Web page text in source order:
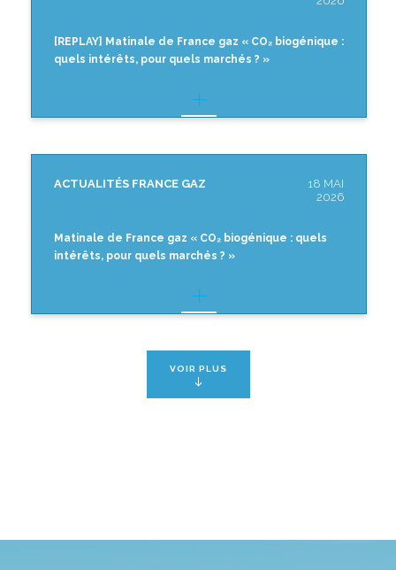
[REPLAY] Matinale de France gaz « CO₂ biogénique :
quels intérêts, pour quels marchés ? »
ACTUALITÉS FRANCE GAZ
18 MAI
2026
Matinale de France gaz « CO₂ biogénique : quels
intérêts, pour quels marchés ? »
VOIR PLUS